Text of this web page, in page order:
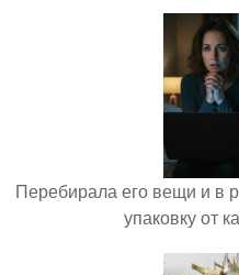
Перебирала его вещи и в
упаковку от